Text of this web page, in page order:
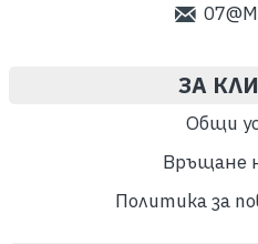
ЗА
Общи
Връщане
Политика за